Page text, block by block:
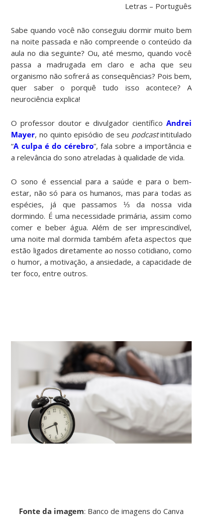
Letras – Português
Sabe quando você não conseguiu dormir muito bem
na noite passada e não compreende o conteúdo da
aula no dia seguinte? Ou, até mesmo, quando você
passa a madrugada em claro e acha que seu
organismo não sofrerá as consequências? Pois bem,
quer saber o porquê tudo isso acontece? A
neurociência explica!
O professor doutor e divulgador científicoAndrei
Mayer, no quinto episódio de seu podcastintitulado
“A culpa é do cérebro”, fala sobre a importância e
a relevância do sono atreladas à qualidade de vida.
O sono é essencial para a saúde e para o bem-
estar, não só para os humanos, mas para todas as
espécies, já que passamos ⅓ da nossa vida
dormindo. É uma necessidade primária, assim como
comer e beber água. Além de ser imprescindível,
uma noite mal dormida também afeta aspectos que
estão ligados diretamente ao nosso cotidiano, como
o humor, a motivação, a ansiedade, a capacidade de
ter foco, entre outros.
Fonte da imagem: Banco de imagens do Canva